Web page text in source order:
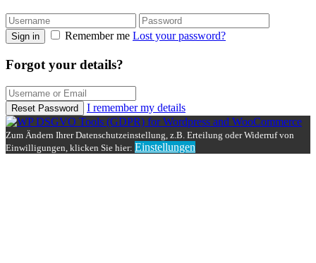
Sign in Remember me Lost your password?
Forgot your details?
Reset Password I remember my details
Zum Ändern Ihrer Datenschutzeinstellung, z.B. Erteilung oder Widerruf von
Einwilligungen, klicken Sie hier: Einstellungen